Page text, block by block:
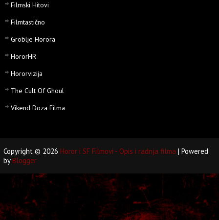
Filmski Hitovi
Filmtastično
Groblje Horora
HororHR
Hororvizija
The Cult Of Ghoul
Vikend Doza Filma
Copyright © 2026 Horor i SF Filmovi - Opis i radnja filma | Powered
byBlogger